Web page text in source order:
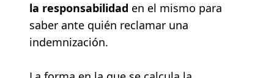
la responsabilidad en el mismo para
saber ante quién reclamar una
indemnización.